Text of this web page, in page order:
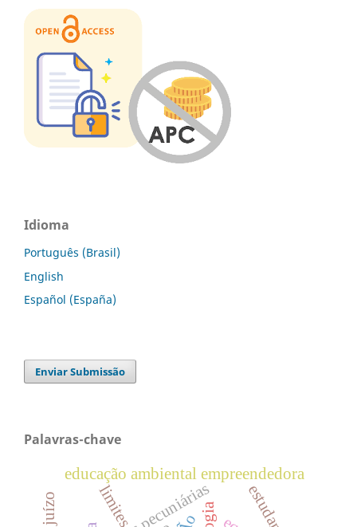
Idioma
Português (Brasil)
English
Español (España)
Enviar Submissão
Palavras-chave
educação ambiental empreendedora
limites estudante